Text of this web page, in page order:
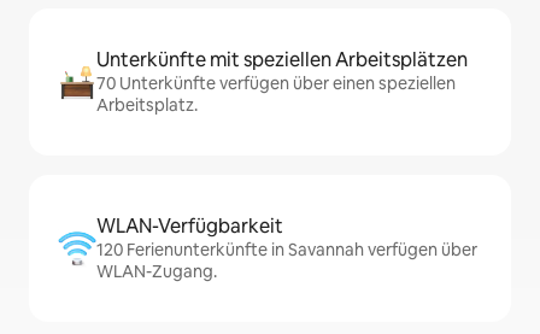
Unterkünfte mit speziellen Arbeitsplätzen
70 Unterkünfte verfügen über einen speziellen
Arbeitsplatz.
WLAN-Verfügbarkeit
120 Ferienunterkünfte in Savannah verfügen über
WLAN-Zugang.